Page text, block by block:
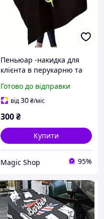
Пеньюар -накидка для
клієнта в перукарню та
Готово до відправки
від30₴/міс
300₴
Купити
Magiс Shop 95%